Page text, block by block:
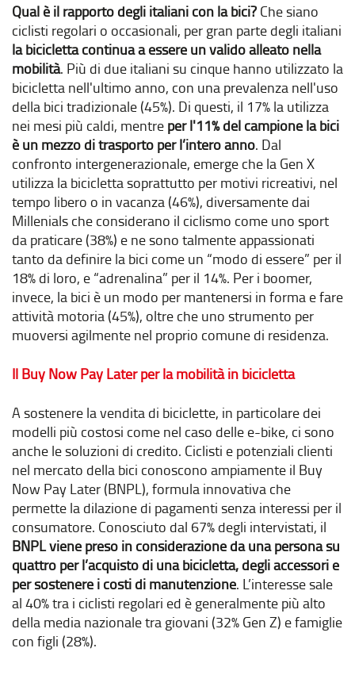
Qual è il rapporto degli italiani con la bici?Che siano
ciclisti regolari o occasionali, per gran parte degli italiani
la bicicletta continua a essere un valido alleato nella
mobilità. Più di due italiani su cinque hanno utilizzato la
bicicletta nell'ultimo anno, con una prevalenza nell'uso
della bici tradizionale (45%). Di questi, il 17% la utilizza
nei mesi più caldi, mentreper l'11% del campione la bici
è un mezzo di trasporto per l’intero anno. Dal
confronto intergenerazionale, emerge che la Gen X
utilizza la bicicletta soprattutto per motivi ricreativi, nel
tempo libero o in vacanza (46%), diversamente dai
Millenials che considerano il ciclismo come uno sport
da praticare (38%) e ne sono talmente appassionati
tanto da definire la bici come un “modo di essere” per il
18% di loro, e “adrenalina” per il 14%. Per i boomer,
invece, la bici è un modo per mantenersi in forma e fare
attività motoria (45%), oltre che uno strumento per
muoversi agilmente nel proprio comune di residenza.
Il Buy Now Pay Later per la mobilità in bicicletta
A sostenere la vendita di biciclette, in particolare dei
modelli più costosi come nel caso delle e-bike, ci sono
anche le soluzioni di credito. Ciclisti e potenziali clienti
nel mercato della bici conoscono ampiamente il Buy
Now Pay Later (BNPL), formula innovativa che
permette la dilazione di pagamenti senza interessi per il
consumatore. Conosciuto dal 67% degli intervistati, il
BNPL viene preso in considerazione da una persona su
quattro per l’acquisto di una bicicletta, degli accessori e
per sostenere i costi di manutenzione. L’interesse sale
al 40% tra i ciclisti regolari ed è generalmente più alto
della media nazionale tra giovani (32% Gen Z) e famiglie
con figli (28%).